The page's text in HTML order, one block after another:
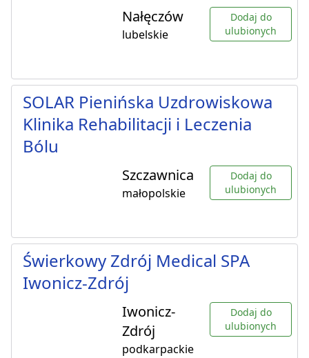
Nałęczów
lubelskie
Dodaj do
ulubionych
SOLAR Pienińska Uzdrowiskowa
Klinika Rehabilitacji i Leczenia
Bólu
Szczawnica
małopolskie
Dodaj do
ulubionych
Świerkowy Zdrój Medical SPA
Iwonicz-Zdrój
Iwonicz-
Zdrój
podkarpackie
Dodaj do
ulubionych